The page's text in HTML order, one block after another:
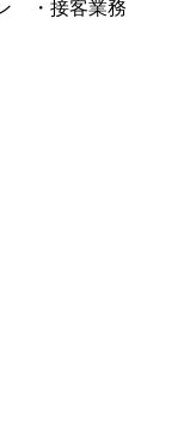
・接客業務